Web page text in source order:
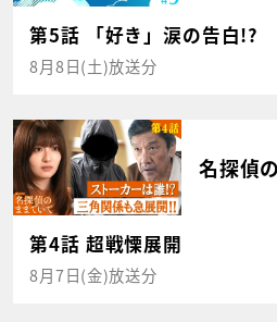
第5話 「好き」涙の告白!?
8月8日(土)放送分
名探偵
第4話 超戦慄展開
8月7日(金)放送分